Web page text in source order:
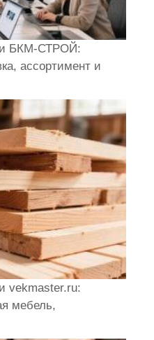
БКМ-СТРОЙ:
ассортимент и
vekmaster.ru:
мебель,